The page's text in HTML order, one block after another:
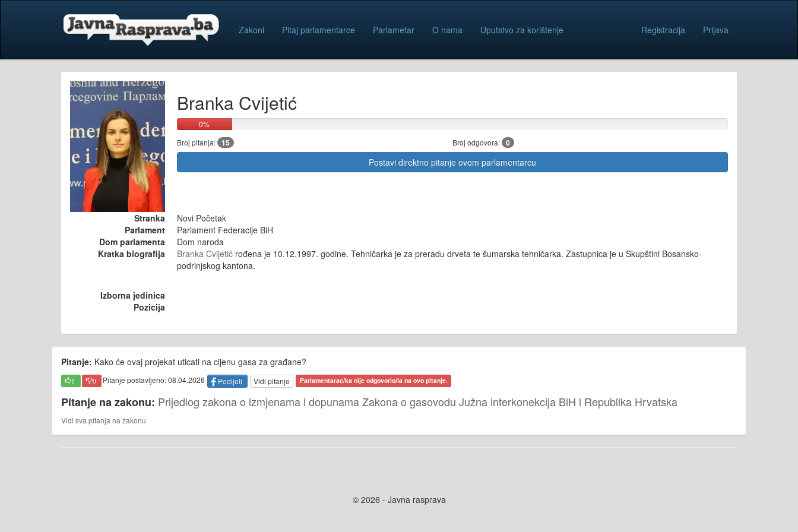
Zakoni Pitaj parlamentarce Parlametar O nama Uputstvo za korištenje Registracija Prijava
Branka Cvijetić
0%
Broj pitanja: 15 Broj odgovora: 0
Postavi direktno pitanje ovom parlamentarcu
Stranka
Novi Početak
Parlament
Parlament Federacije BiH
Dom parlamenta
Dom naroda
Kratka biografija
Branka Cvijetić rođena je 10.12.1997. godine. Tehničarka je za preradu drveta te šumarska tehničarka. Zastupnica je u Skupštini Bosansko-
podrinjskog kantona.
Izborna jedinica
Pozicija
Pitanje: Kako će ovaj projekat uticati na cijenu gasa za građane?
1 0 Pitanje postavljeno: 08.04.2026 Podijeli Vidi pitanje Parlamentarac/ka nije odgovorio/la na ovo pitanje.
Pitanje na zakonu: Prijedlog zakona o izmjenama i dopunama Zakona o gasovodu Južna interkonekcija BiH i Republika Hrvatska
Vidi sva pitanja na zakonu
© 2026 - Javna rasprava